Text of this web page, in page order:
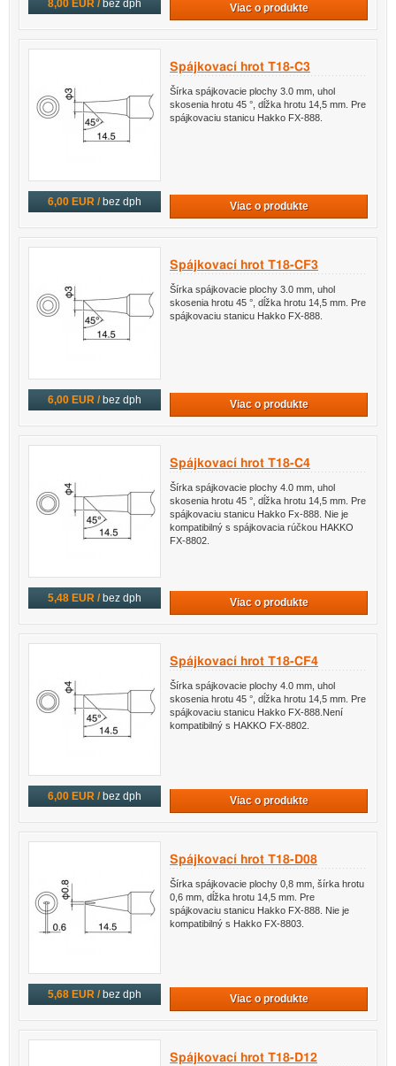
8,00 EUR / bez dph Viac o produkte
6,00 EUR / bez dph
Spájkovací hrot T18-C3
Šírka spájkovacie plochy 3.0 mm, uhol
skosenia hrotu 45 °, dĺžka hrotu 14,5 mm. Pre
spájkovaciu stanicu Hakko FX-888.
Viac o produkte
6,00 EUR / bez dph
Spájkovací hrot T18-CF3
Šírka spájkovacie plochy 3.0 mm, uhol
skosenia hrotu 45 °, dĺžka hrotu 14,5 mm. Pre
spájkovaciu stanicu Hakko FX-888.
Viac o produkte
5,48 EUR / bez dph
Spájkovací hrot T18-C4
Šírka spájkovacie plochy 4.0 mm, uhol
skosenia hrotu 45 °, dĺžka hrotu 14,5 mm. Pre
spájkovaciu stanicu Hakko Fx-888. Nie je
kompatibilný s spájkovacia rúčkou HAKKO
FX-8802.
Viac o produkte
6,00 EUR / bez dph
Spájkovací hrot T18-CF4
Šírka spájkovacie plochy 4.0 mm, uhol
skosenia hrotu 45 °, dĺžka hrotu 14,5 mm. Pre
spájkovaciu stanicu Hakko FX-888.Není
kompatibilný s HAKKO FX-8802.
Viac o produkte
5,68 EUR / bez dph
Spájkovací hrot T18-D08
Šírka spájkovacie plochy 0,8 mm, šírka hrotu
0,6 mm, dĺžka hrotu 14,5 mm. Pre
spájkovaciu stanicu Hakko FX-888. Nie je
kompatibilný s Hakko FX-8803.
Viac o produkte
Spájkovací hrot T18-D12